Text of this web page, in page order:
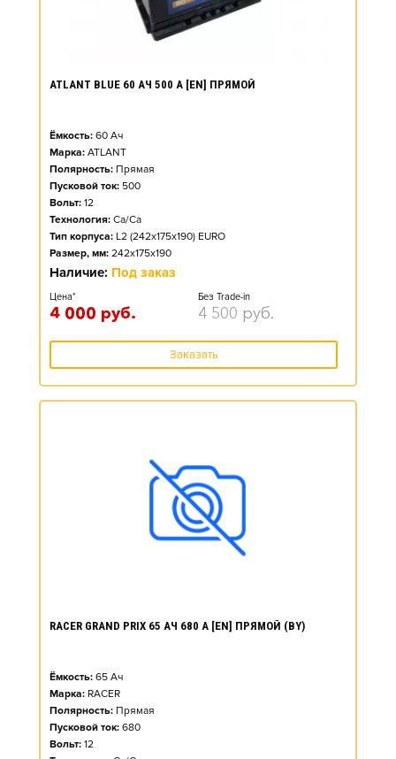
ATLANT BLUE 60 АЧ 500 А [EN] ПРЯМОЙ
Ёмкость: 60 Ач
Марка: ATLANT
Полярность: Прямая
Пусковой ток: 500
Вольт: 12
Технология: Ca/Ca
Тип корпуса: L2 (242x175x190) EURO
Размер, мм: 242x175x190
Наличие: Под заказ
Цена*
4 000 руб.
Без Trade-in
4 500 руб.
Заказать
RACER GRAND PRIX 65 АЧ 680 А [EN] ПРЯМОЙ (BY)
Ёмкость: 65 Ач
Марка: RACER
Полярность: Прямая
Пусковой ток: 680
Вольт: 12